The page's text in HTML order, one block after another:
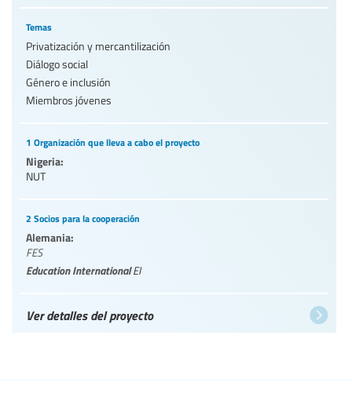
Temas
Privatización y mercantilización
Diálogo social
Género e inclusión
Miembros jóvenes
1 Organización que lleva a cabo el proyecto
Nigeria:
NUT
2 Socios para la cooperación
Alemania:
FES
Education InternationalEI
Ver detalles del proyecto